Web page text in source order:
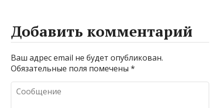
Добавить комментарий
Ваш адрес email не будет опубликован.
Обязательные поля помечены*